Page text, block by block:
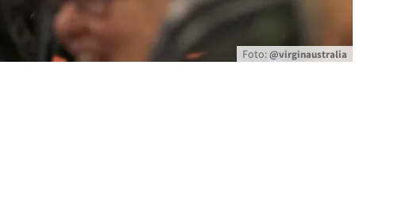
Foto:@virginaustralia